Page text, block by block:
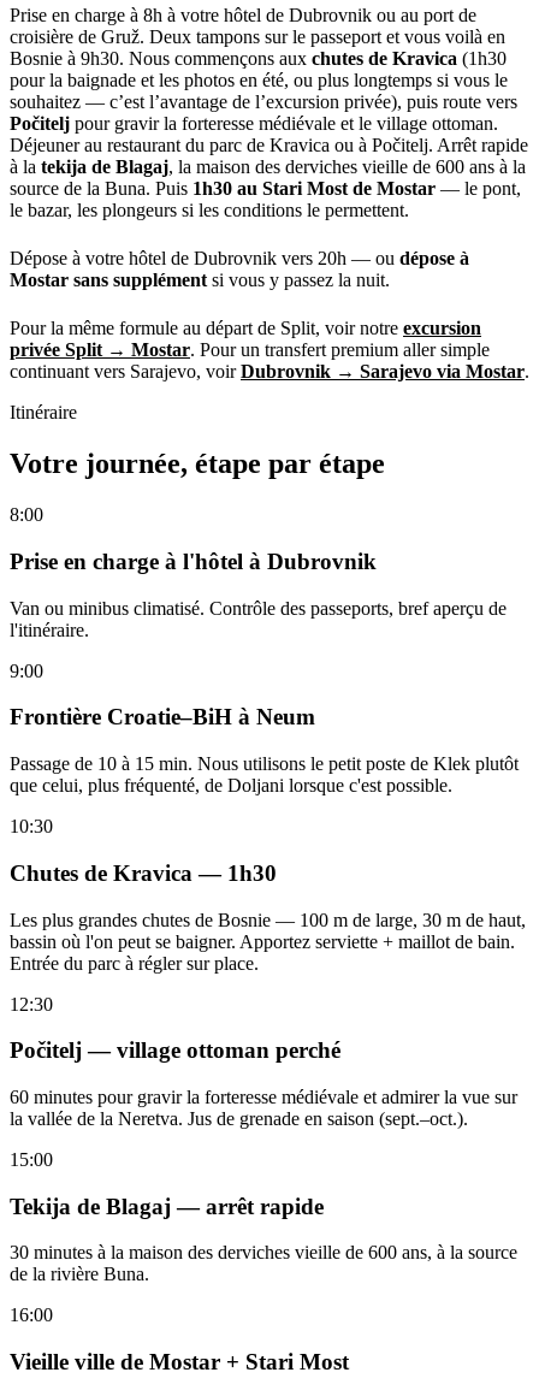
Prise en charge à 8h à votre hôtel de Dubrovnik ou au port de
croisière de Gruž. Deux tampons sur le passeport et vous voilà en
Bosnie à 9h30. Nous commençons aux chutes de Kravica (1h30
pour la baignade et les photos en été, ou plus longtemps si vous le
souhaitez — c’est l’avantage de l’excursion privée), puis route vers
Počitelj pour gravir la forteresse médiévale et le village ottoman.
Déjeuner au restaurant du parc de Kravica ou à Počitelj. Arrêt rapide
à la tekija de Blagaj, la maison des derviches vieille de 600 ans à la
source de la Buna. Puis 1h30 au Stari Most de Mostar — le pont,
le bazar, les plongeurs si les conditions le permettent.
Dépose à votre hôtel de Dubrovnik vers 20h — ou dépose à
Mostar sans supplément si vous y passez la nuit.
Pour la même formule au départ de Split, voir notre excursion
privée Split → Mostar. Pour un transfert premium aller simple
continuant vers Sarajevo, voirDubrovnik → Sarajevo via Mostar.
Itinéraire
Votre journée, étape par étape
8:00
Prise en charge à l'hôtel à Dubrovnik
Van ou minibus climatisé. Contrôle des passeports, bref aperçu de
l'itinéraire.
9:00
Frontière Croatie–BiH à Neum
Passage de 10 à 15 min. Nous utilisons le petit poste de Klek plutôt
que celui, plus fréquenté, de Doljani lorsque c'est possible.
10:30
Chutes de Kravica — 1h30
Les plus grandes chutes de Bosnie — 100 m de large, 30 m de haut,
bassin où l'on peut se baigner. Apportez serviette + maillot de bain.
Entrée du parc à régler sur place.
12:30
Počitelj — village ottoman perché
60 minutes pour gravir la forteresse médiévale et admirer la vue sur
la vallée de la Neretva. Jus de grenade en saison (sept.–oct.).
15:00
Tekija de Blagaj — arrêt rapide
30 minutes à la maison des derviches vieille de 600 ans, à la source
de la rivière Buna.
16:00
Vieille ville de Mostar + Stari Most